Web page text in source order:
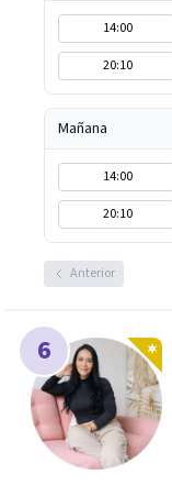
14:00
20:10
Mañana
14:00
20:10
Anterior
6